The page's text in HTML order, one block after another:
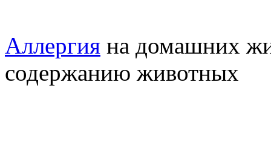
Аллергия на домашних
содержанию животных